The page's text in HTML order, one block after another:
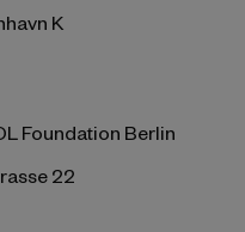
K
Foundation Berlin
22